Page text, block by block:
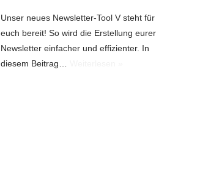
Unser neues Newsletter-Tool V steht für
euch bereit! So wird die Erstellung eurer
Newsletter einfacher und effizienter. In
diesem Beitrag…